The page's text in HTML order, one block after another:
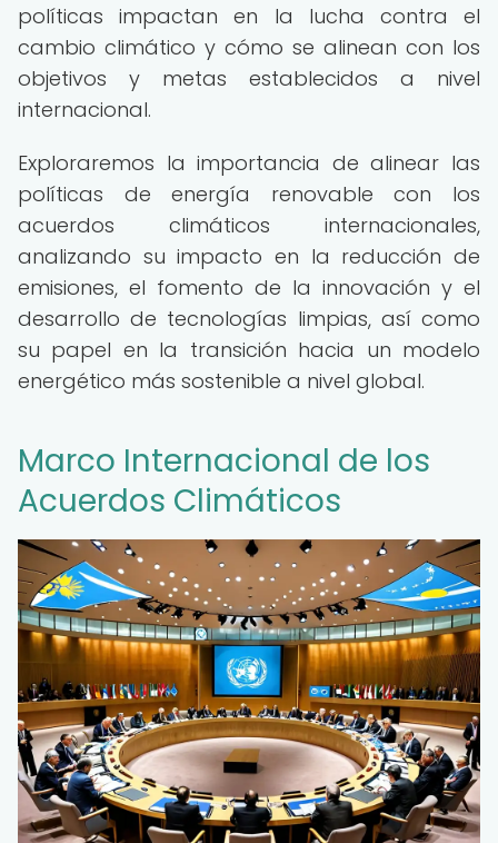
políticas impactan en la lucha contra el
cambio climático y cómo se alinean con los
objetivos y metas establecidos a nivel
internacional.
Exploraremos la importancia de alinear las
políticas de energía renovable con los
acuerdos climáticos internacionales,
analizando su impacto en la reducción de
emisiones, el fomento de la innovación y el
desarrollo de tecnologías limpias, así como
su papel en la transición hacia un modelo
energético más sostenible a nivel global.
Marco Internacional de los
Acuerdos Climáticos